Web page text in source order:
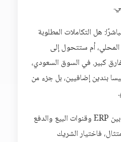
هل التكاملات المطلوبة
أم ستتحول إلى
كبير. في السوق السعودي،
بندين إضافيين، بل جزء من
إذا كنت تحتاج ربطًا عمليًا بين ERP وقنوات البيع والدفع
فاختيار الشريك